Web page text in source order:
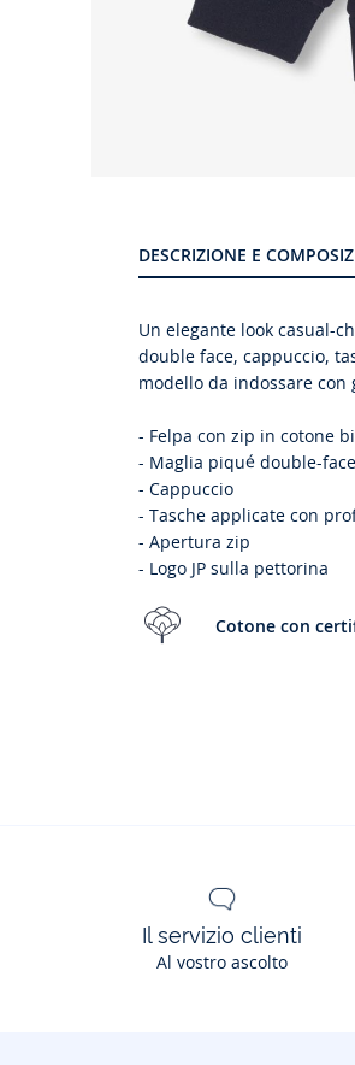
DESCRIZIONE E
Un elegante look casual-
double face, cappuccio,
modello da indossare
- Felpa con zip in cotone
- Maglia piqué double-face
- Cappuccio
- Tasche applicate con
- Apertura zip
- Logo JP sulla pettorina
Cotone con
Il servizio clienti
Al vostro ascolto